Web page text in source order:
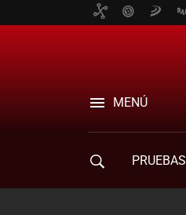
MENÚ
PRUEBAS